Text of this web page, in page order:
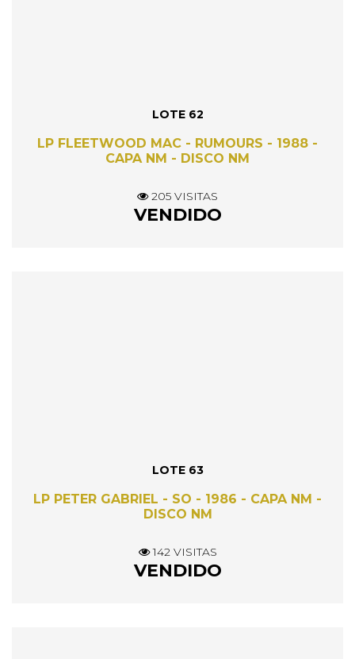
LOTE 62
LP FLEETWOOD MAC - RUMOURS - 1988 -
CAPA NM - DISCO NM
205 VISITAS
VENDIDO
LOTE 63
LP PETER GABRIEL - SO - 1986 - CAPA NM -
DISCO NM
142 VISITAS
VENDIDO